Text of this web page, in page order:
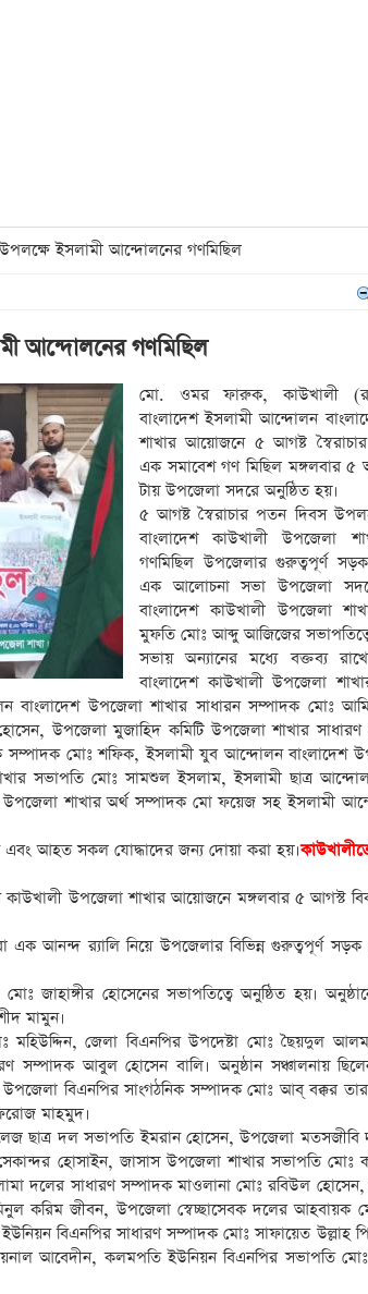
উপলক্ষে ইসলামী আন্দোলনের গণমিছিল
আন্দোলনের গণমিছিল
মো. ওমর ফারুক, কাউখালী
বাংলাদেশ ইসলামী আন্দোলন
শাখার আয়োজনে ৫ আগষ্ট
এক সমাবেশ গণ মিছিল মঙ্গলবার ৫
টায় উপজেলা সদরে অনুষ্ঠিত হয়।
৫ আগষ্ট স্বৈরাচার পতন দিবস
বাংলাদেশ কাউখালী উপজেলা
গণমিছিল উপজেলার গুরুত্বপূর্ণ
এক আলোচনা সভা উপজেলা
বাংলাদেশ কাউখালী উপজেলা
মুফতি মোঃ আব্দু আজিজের
সভায় অন্যানের মধ্যে বক্তব্য
বাংলাদেশ কাউখালী উপজেলা
বাংলাদেশ উপজেলা শাখার সাধারন সম্পাদক মোঃ
উপজেলা মুজাহিদ কমিটি উপজেলা শাখার
সম্পাদক মোঃ শফিক, ইসলামী যুব আন্দোলন বাংলাদেশ
সভাপতি মোঃ সামশুল ইসলাম, ইসলামী ছাত্র
শাখার অর্থ সম্পাদক মো ফয়েজ সহ ইসলামী
আহত সকল যোদ্ধাদের জন্য দোয়া করা হয়।
উপজেলা শাখার আয়োজনে মঙ্গলবার ৫ আগস্ট
আনন্দ র‌্যালি নিয়ে উপজেলার বিভিন্ন গুরুত্বপূর্ণ সড়ক
হোসেনের সভাপতিত্বে অনুষ্ঠিত হয়।
মামুন।
মহিউদ্দিন, জেলা বিএনপির উপদেষ্টা মোঃ ছৈয়দুল
আবুল হোসেন বালি। অনুষ্ঠান সঞ্চালনায়
বিএনপির সাংগঠনিক সম্পাদক মোঃ আব্ বক্কর তারা
মাহমুদ।
ছাত্র দল সভাপতি ইমরান হোসেন, উপজেলা
হোসাইন, জাসাস উপজেলা শাখার সভাপতি মোঃ
দলের সাধারণ সম্পাদক মাওলানা মোঃ রবিউল
করিম জীবন, উপজেলা স্বেচ্ছাসেবক দলের আহবায়ক
বিএনপির সাধারণ সম্পাদক মোঃ সাফায়েত উল্লাহ
আবেদীন, কলমপতি ইউনিয়ন বিএনপির সভাপতি মোঃ